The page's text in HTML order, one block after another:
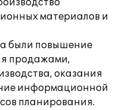
материалов и
были повышение
продажами,
оказания
информационной
планирования.